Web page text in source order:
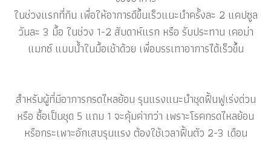
ในช่วงแรกที่กิน เพื่อให้อาการดีขึ้นเร็วแนะนำครั้งละ 2 แคปซูล
วันละ 3 มื้อ ในช่วง 1-2 สับดาห์แรก หรือ รับประทาน เคอม่า
แมกซ์ แบบน้ำในมื้อเช้าด้วย เพื่อบรรเทาอาการได้เร็วขึ้น
สำหรับผู้ที่มีอาการกรดไหลย้อน รุนแรงแนะนำชุดฟื้นฟูเร่งด่วน
หรือ ซื้อเป็นชุด 5 แถม 1 จะคุ้มค่ากว่า เพราะโรคกรดไหลย้อน
หรือกระเพาะอักเสบรุนแรง ต้องใช้เวลาฟื้นตัว 2-3 เดือน